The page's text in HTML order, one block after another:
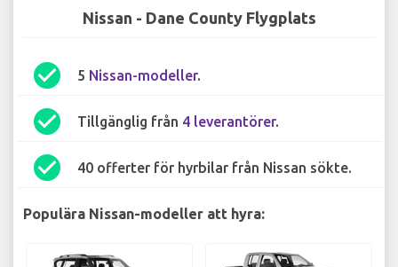
Nissan - Dane County Flygplats
check_circle 5 Nissan-modeller.
check_circle Tillgänglig från 4 leverantörer.
check_circle 40 offerter för hyrbilar från Nissan sökte.
Populära Nissan-modeller att hyra: